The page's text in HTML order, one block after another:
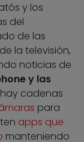
y los
del
de las
la televisión,
noticias de
y las
cadenas
para
apps que
manteniendo